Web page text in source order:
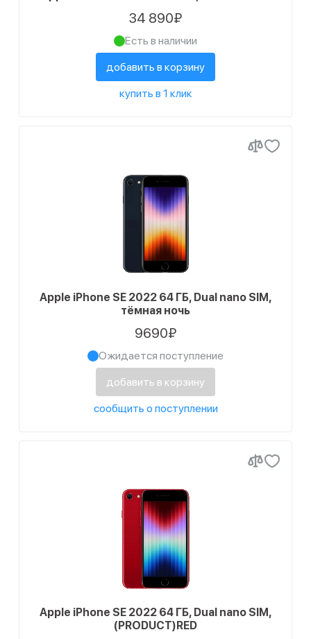
34 890₽
Есть в наличии
добавить в корзину
купить в 1 клик
Apple iPhone SE 2022 64 ГБ, Dual nano SIM,
тёмная ночь
9690₽
Ожидается поступление
добавить в корзину
сообщить о поступлении
Apple iPhone SE 2022 64 ГБ, Dual nano SIM,
(PRODUCT)RED